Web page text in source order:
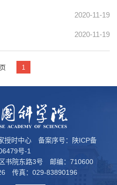
2020-11-19
2020-11-19
1
授时中心 备案序号：
陕ICP备
号-1
书院东路3号 邮编：710600
传真：029-83890196